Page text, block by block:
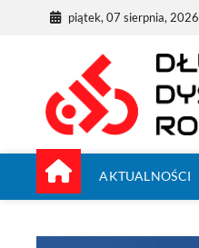
piątek, 07 sierpnia, 2026
AKTUALNOŚCI